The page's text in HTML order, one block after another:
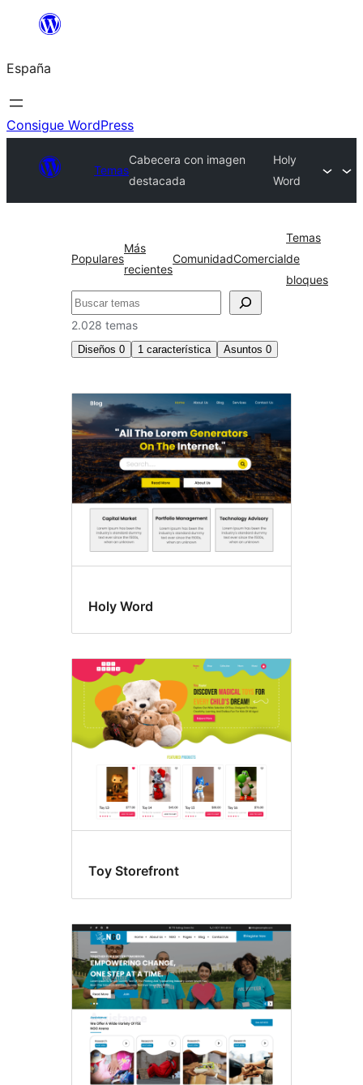
Saltar
contenido
España
Consigue WordPress
Temas
Cabecera con imagen
destacada
Holy
Word
Populares
Más
recientes
ComunidadComercial
Temas
de
bloques
Buscar
2.028 temas
Diseños 0 1 característica Asuntos 0
Cabecera
con
imagen
destacada
Holy Word
Toy Storefront